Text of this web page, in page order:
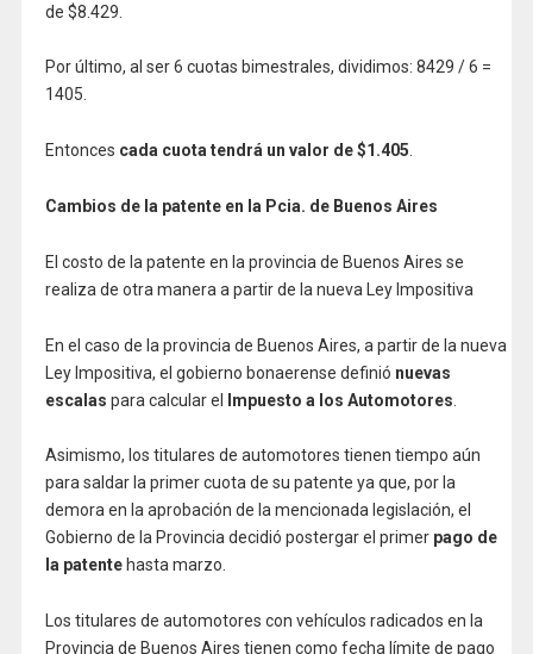
de $8.429.
Por último, al ser 6 cuotas bimestrales, dividimos: 8429 / 6 =
1405.
Entonces cada cuota tendrá un valor de $1.405
Cambios de la patente en la Pcia. de Buenos Aires
El costo de la patente en la provincia de Buenos Aires se
realiza de otra manera a partir de la nueva Ley Impositiva
En el caso de la provincia de Buenos Aires, a partir de la nueva
Ley Impositiva, el gobierno bonaerense definió nuevas
escalas para calcular el Impuesto a los Automotores
Asimismo, los titulares de automotores tienen tiempo aún
para saldar la primer cuota de su patente ya que, por la
demora en la aprobación de la mencionada legislación, el
Gobierno de la Provincia decidió postergar el primer pago de
la patente hasta marzo.
Los titulares de automotores con vehículos radicados en la
Provincia de Buenos Aires tienen como fecha límite de pago